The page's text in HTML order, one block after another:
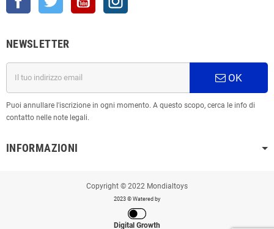
NEWSLETTER
OK
Puoi annullare l'iscrizione in ogni momento. A questo scopo, cerca le info di
contatto nelle note legali.
INFORMAZIONI
Copyright © 2022 Mondialtoys
2023 © Watered by
Digital Growth